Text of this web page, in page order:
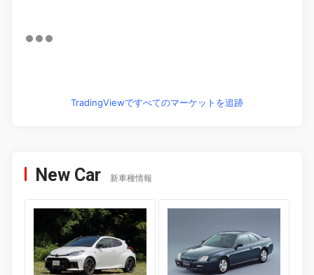
TradingViewですべてのマーケットを追跡
New Car 新車種情報